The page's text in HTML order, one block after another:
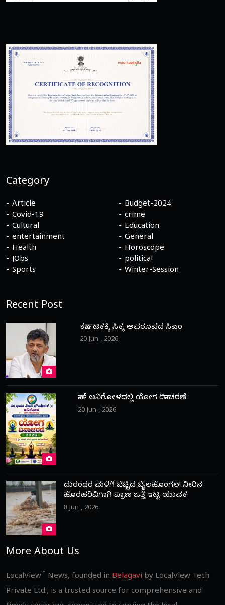
Category
Article
Budget-2024
Covid-19
crime
Cultural
Education
entertainment
General
Health
Horoscope
JObs
political
Sports
Winter-Session
Recent Post
ಕರ್ನಾಟಕಕ್ಕೆ ಸಿಕ್ಕ ಅಪರೂಪದ ಸಿಎಂ
20 Jun , 2026
ನಾಳೆ ಆನಿಗೋಳದಲ್ಲಿ ಯೋಗ ದಿನಾಚರಣೆ
20 Jun , 2026
ದುರಂಧರ ಮಳೆಗೆ ಬೆಚ್ಚಿದ ಬೈಲಹೊಂಗಲ! ನೀರಿನ
ಹೊರಹರಿವಿಗಾಗಿ ಪ್ರಾಣ ಒತ್ತೆ ಇಟ್ಟ ಯುವಕ
8 Jun , 2026
More About Us
LocalView™ News, founded in Belagavi by LocalView Tech
Private Ltd., is a trusted source for comprehensive and